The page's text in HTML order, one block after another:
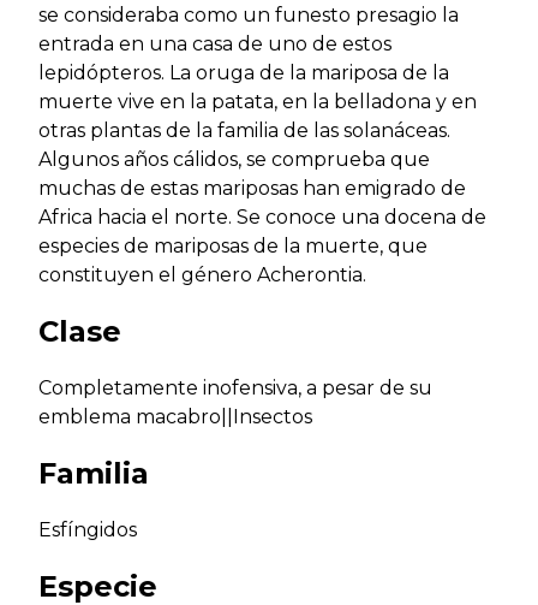
se consideraba como un funesto presagio la
entrada en una casa de uno de estos
lepidópteros. La oruga de la mariposa de la
muerte vive en la patata, en la belladona y en
otras plantas de la familia de las solanáceas.
Algunos años cálidos, se comprueba que
muchas de estas mariposas han emigrado de
Africa hacia el norte. Se conoce una docena de
especies de mariposas de la muerte, que
constituyen el género Acherontia.
Clase
Completamente inofensiva, a pesar de su
emblema macabro||Insectos
Familia
Esfíngidos
Especie